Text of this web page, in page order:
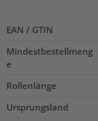
EAN / GTIN
Mindestbestellmeng
e
Rollenlänge
Ursprungsland